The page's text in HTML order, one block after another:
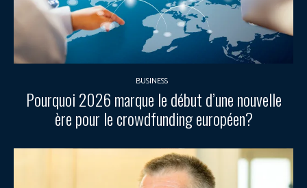
BUSINESS
Pourquoi 2026 marque le début d’une nouvelle
ère pour le crowdfunding européen?